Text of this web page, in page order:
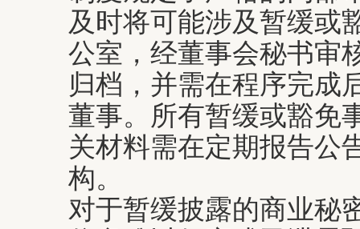
及时将可能涉及暂缓或
公室，经董事会秘书审
归档，并需在程序完成
董事。所有暂缓或豁免
关材料需在定期报告公
构。
对于暂缓披露的商业秘